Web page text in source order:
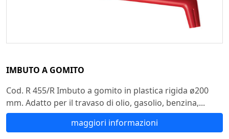
IMBUTO A GOMITO
Cod. R 455/R Imbuto a gomito in plastica rigida ø200
mm. Adatto per il travaso di olio, gasolio, benzina,...
maggiori informazioni